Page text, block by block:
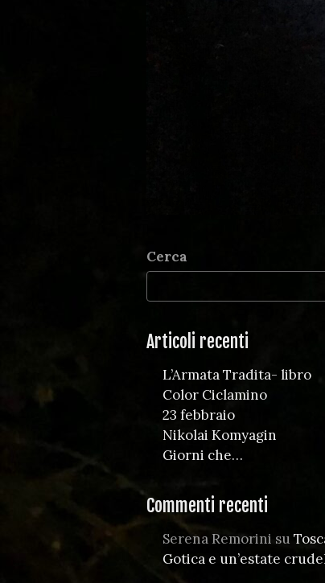
Cerca
Articoli recenti
L’Armata Tradita- libro
Color Ciclamino
23 febbraio
Nikolai Komyagin
Giorni che…
Commenti recenti
Serena Remorini su
Gotica e un’estate